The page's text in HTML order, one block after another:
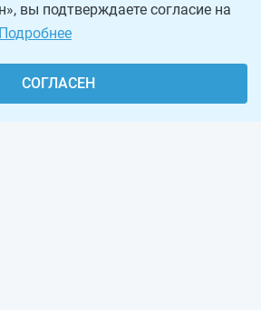
вы подтверждаете согласие на
Подробнее
СОГЛАСЕН